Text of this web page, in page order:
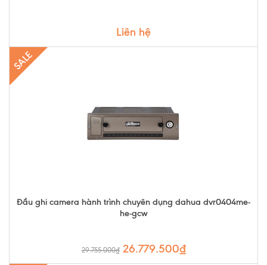
Liên hệ
SALE
Đầu ghi camera hành trình chuyên dụng dahua dvr0404me-
he-gcw
29.755.000₫ 26.779.500₫